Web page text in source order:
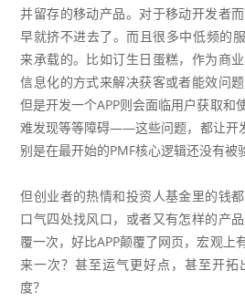
并留存的移动产品。对于移动开发者
早就挤不进去了。而且很多中低频的
来承载的。比如订生日蛋糕，作为商
信息化的方式来解决获客或者能效问
但是开发一个APP则会面临用户获取和
难发现等等障碍——这些问题，都让开
别是在最开始的PMF核心逻辑还没有被
但创业者的热情和投资人基金里的钱
口气四处找风口，或者又有怎样的产
覆一次，好比APP颠覆了网页，宏观上
来一次？甚至运气更好点，甚至开
度？